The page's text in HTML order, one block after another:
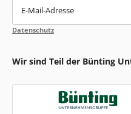
E-Mail-Adresse
Datenschutz
Wir sind Teil der Bünting